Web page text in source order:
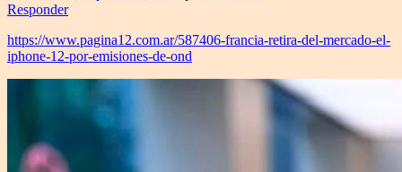
Responder
https://www.pagina12.com.ar/587406-francia-retira-del-mercado-el-
iphone-12-por-emisiones-de-ond